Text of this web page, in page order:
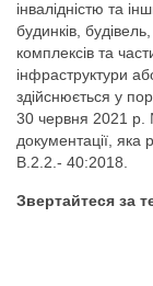
інвалідністю та
будинків,
комплексів та
інфраструктури
здійснюється у
30 червня 2021 р.
документації,
В.2.2.- 40:2018.
Звертайтеся за